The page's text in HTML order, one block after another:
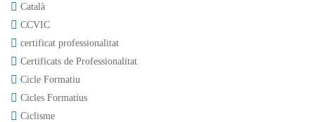
Català
CCVIC
certificat professionalitat
Certificats de Professionalitat
Cicle Formatiu
Cicles Formatius
Ciclisme